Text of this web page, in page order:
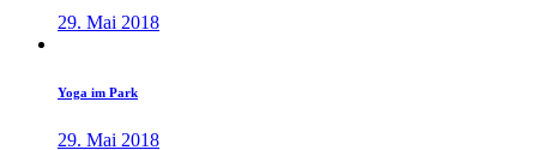
29. Mai 2018
Yoga im Park
29. Mai 2018